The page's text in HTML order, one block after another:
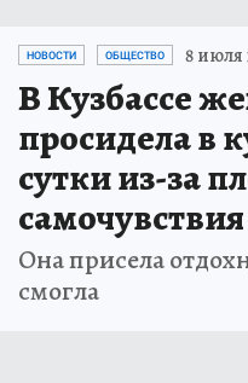
НОВОСТИ ОБЩЕСТВО 8 июля
В Кузбассе
просидела в
сутки из-за
самочувствия
Она присела
смогла